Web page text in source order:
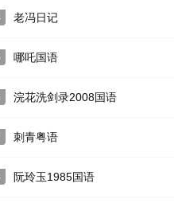
君宝一直郁郁不得志。一
形势，在两国交锋时得以知己知
鸣珂在宫廷联手阻止了一场宫廷
老冯日记
哪吒国语
浣花洗剑录2008国语
刺青粤语
阮玲玉1985国语